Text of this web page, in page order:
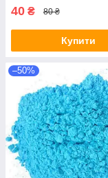
40 ₴ 80 ₴
Купити
–50%